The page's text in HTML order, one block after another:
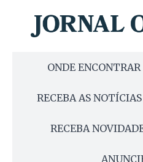
ONDE
RECEBA AS
RECEBA